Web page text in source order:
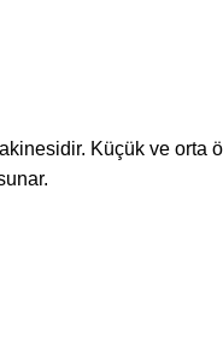
Küçük ve orta